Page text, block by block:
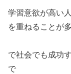
学習意欲が高い
を重ねることが
で社会でも成功
で